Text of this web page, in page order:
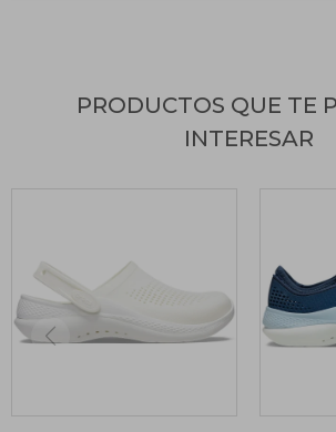
PRODUCTOS QUE TE
INTERESAR